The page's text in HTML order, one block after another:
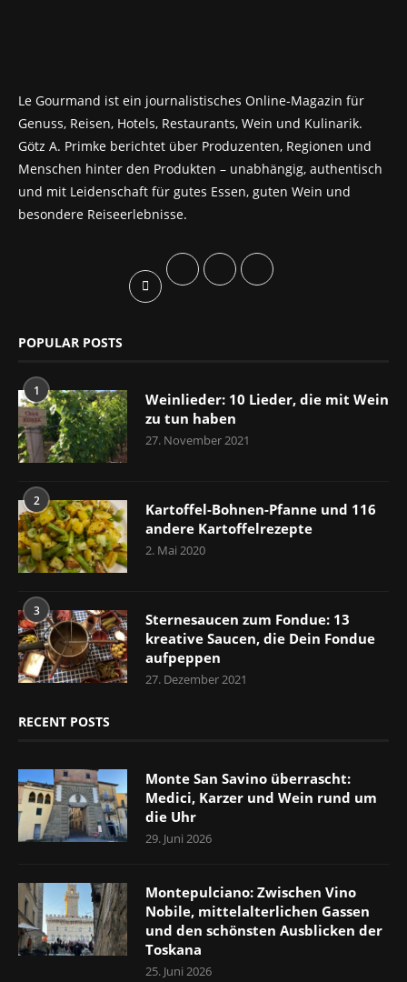
Le Gourmand ist ein journalistisches Online-Magazin für
Genuss, Reisen, Hotels, Restaurants, Wein und Kulinarik.
Götz A. Primke berichtet über Produzenten, Regionen und
Menschen hinter den Produkten – unabhängig, authentisch
und mit Leidenschaft für gutes Essen, guten Wein und
besondere Reiseerlebnisse.
POPULAR POSTS
1
Weinlieder: 10 Lieder, die mit Wein
zu tun haben
27. November 2021
2
Kartoffel-Bohnen-Pfanne und 116
andere Kartoffelrezepte
2. Mai 2020
3
Sternesaucen zum Fondue: 13
kreative Saucen, die Dein Fondue
aufpeppen
27. Dezember 2021
RECENT POSTS
Monte San Savino überrascht:
Medici, Karzer und Wein rund um
die Uhr
29. Juni 2026
Montepulciano: Zwischen Vino
Nobile, mittelalterlichen Gassen
und den schönsten Ausblicken der
Toskana
25. Juni 2026